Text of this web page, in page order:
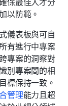
以防範。
儀表板與可自
有進行中專案
專案的洞察對
別專案間的相
標保持一致。
管理能力且超